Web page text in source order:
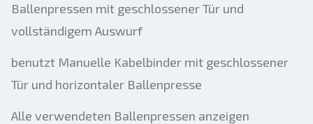
Ballenpressen mit geschlossener Tür und
vollständigem Auswurf
benutzt Manuelle Kabelbinder mit geschlossener
Tür und horizontaler Ballenpresse
Alle verwendeten Ballenpressen anzeigen